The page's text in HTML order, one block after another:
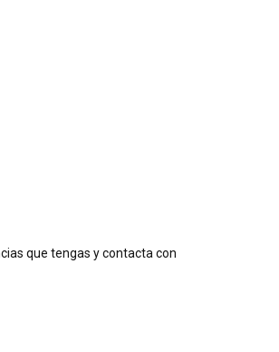
que tengas y contacta con